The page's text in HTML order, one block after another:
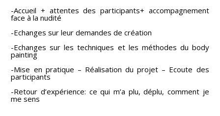
-Accueil + attentes des participants+ accompagnement
face à la nudité
-Echanges sur leur demandes de création
-Echanges sur les techniques et les méthodes du body
painting
-Mise en pratique – Réalisation du projet – Ecoute des
participants
-Retour d’expérience: ce qui m’a plu, déplu, comment je
me sens